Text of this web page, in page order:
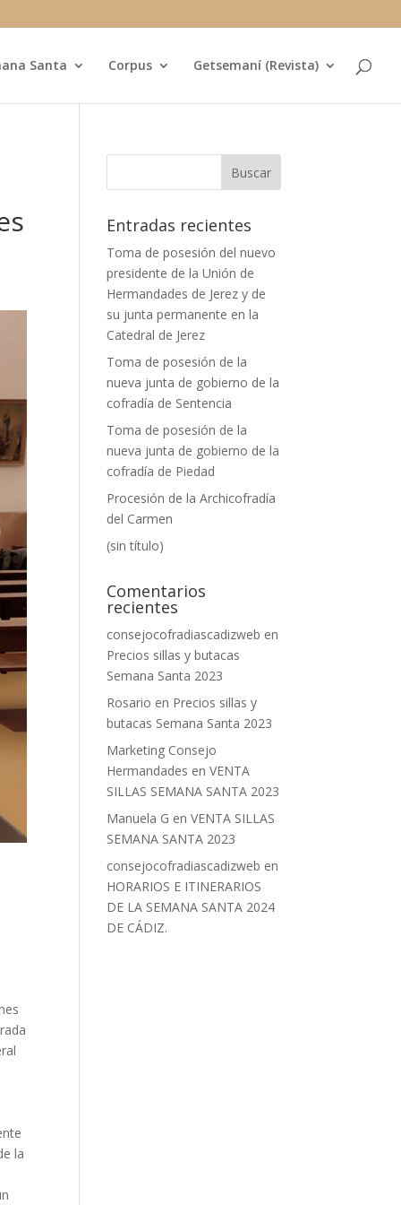
Santa Corpus Getsemaní (Revista)
la
Entradas recientes
Toma de posesión del nuevo
presidente de la Unión de
Hermandades de Jerez y de
su junta permanente en la
Catedral de Jerez
Toma de posesión de la
nueva junta de gobierno de la
cofradía de Sentencia
Toma de posesión de la
nueva junta de gobierno de la
cofradía de Piedad
Procesión de la Archicofradía
del Carmen
(sin título)
Comentarios
recientes
consejocofradiascadizweb en
Precios sillas y butacas
Semana Santa 2023
Rosario en Precios sillas y
butacas Semana Santa 2023
Marketing Consejo
Hermandades enVENTA
SILLAS SEMANA SANTA 2023
Manuela G enVENTA SILLAS
SEMANA SANTA 2023
consejocofradiascadizweb en
HORARIOS E ITINERARIOS
DE LA SEMANA SANTA 2024
DE CÁDIZ.